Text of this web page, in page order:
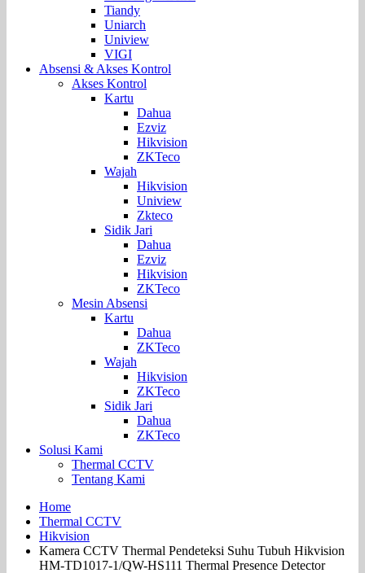
Tiandy
Uniarch
Uniview
VIGI
Absensi & Akses Kontrol
Akses Kontrol
Kartu
Dahua
Ezviz
Hikvision
ZKTeco
Wajah
Hikvision
Uniview
Zkteco
Sidik Jari
Dahua
Ezviz
Hikvision
ZKTeco
Mesin Absensi
Kartu
Dahua
ZKTeco
Wajah
Hikvision
ZKTeco
Sidik Jari
Dahua
ZKTeco
Solusi Kami
Thermal CCTV
Tentang Kami
Home
Thermal CCTV
Hikvision
Kamera CCTV Thermal Pendeteksi Suhu Tubuh Hikvision
HM-TD1017-1/QW-HS111 Thermal Presence Detector